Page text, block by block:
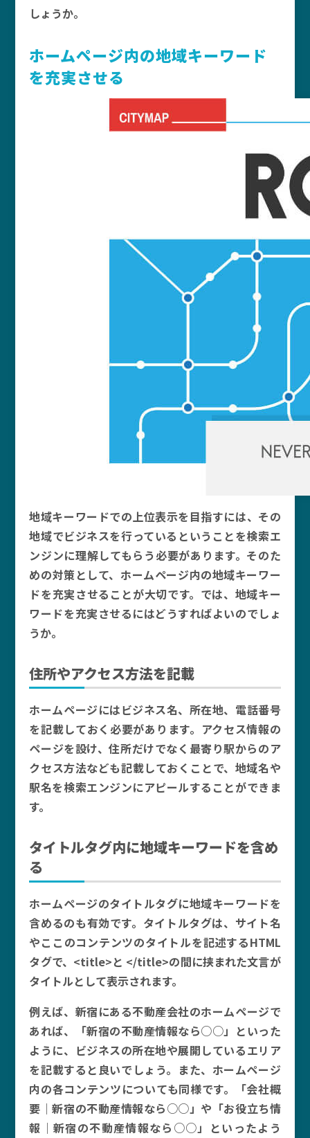
しょうか。
ホームページ内の地域キーワード
を充実させる
地域キーワードでの上位表示を目指すには、その
地域でビジネスを行っているということを検索エ
ンジンに理解してもらう必要があります。そのた
めの対策として、ホームページ内の地域キーワー
ドを充実させることが大切です。では、地域キー
ワードを充実させるにはどうすればよいのでしょ
うか。
住所やアクセス方法を記載
ホームページにはビジネス名、所在地、電話番号
を記載しておく必要があります。アクセス情報の
ページを設け、住所だけでなく最寄り駅からのア
クセス方法なども記載しておくことで、地域名や
駅名を検索エンジンにアピールすることができま
す。
タイトルタグ内に地域キーワードを含め
る
ホームページのタイトルタグに地域キーワードを
含めるのも有効です。タイトルタグは、サイト名
やここのコンテンツのタイトルを記述するHTML
タグで、<title>と </title>の間に挟まれた文言が
タイトルとして表示されます。
例えば、新宿にある不動産会社のホームページで
あれば、「新宿の不動産情報なら○○」といった
ように、ビジネスの所在地や展開しているエリア
を記載すると良いでしょう。また、ホームページ
内の各コンテンツについても同様です。「会社概
要｜新宿の不動産情報なら○○」や「お役立ち情
報｜新宿の不動産情報なら○○」といったよう